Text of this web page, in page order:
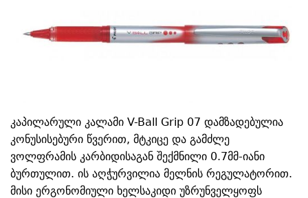
კაპილარული კალამი V-Ball Grip 07 დამზადებულია
კონუსისებური წვერით, მტკიცე და გამძლე
ვოლფრამის კარბიდისაგან შექმნილი 0.7მმ-იანი
ბურთულით. ის აღჭურვილია მელნის რეგულატორით.
მისი ერგონომიული ხელსაკიდი უზრუნველყოფს